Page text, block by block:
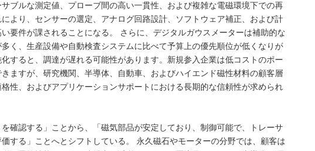
ブルな測定値、プローブ間の高い一貫性、および複雑な電磁環境下での再
より、センサーの選定、アナログ回路設計、ソフトウェア補正、および計
要件が課されることになる。 さらに、デジタルガウスメーターは補助的な
く、生産設備や自動検査システムに比べて予算上の優先順位が低くなりが
すると、調達が遅れる可能性があります。新規参入企業は低コストのポー
ますが、研究機関、半導体、自動車、およびハイエンド磁性材料の顧客層
性、およびアプリケーションサポートにおける長期的な信頼性が求められ
確認する」ことから、「磁気部品が安定しており、制御可能で、トレーサ
する」ことへとシフトしている。 永久磁石やモーターの分野では、顧客は